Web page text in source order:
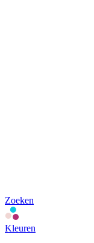
Zoeken
Kleuren